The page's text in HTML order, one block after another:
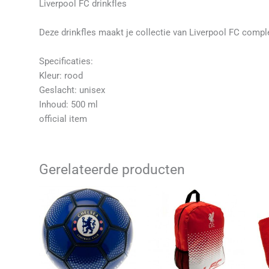
Liverpool FC drinkfles
Deze drinkfles maakt je collectie van Liverpool FC
Specificaties:
Kleur: rood
Geslacht: unisex
Inhoud: 500 ml
official item
Gerelateerde producten